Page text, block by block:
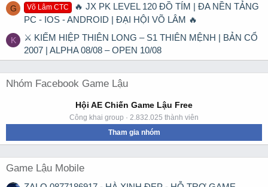
G Võ Lâm CTC
🔥 JX PK LEVEL 120 ĐỒ TÍM | ĐA NỀN TẢNG
PC - IOS - ANDROID | ĐẠI HỘI VÕ LÂM 🔥
K
⚔ KIẾM HIỆP THIÊN LONG – S1 THIÊN MỆNH | BẢN CỔ
2007 | ALPHA 08/08 – OPEN 10/08
Nhóm Facebook Game Lậu
Hội AE Chiến Game Lậu Free
Công khai group · 2.832.025 thành viên
Tham gia nhóm
Game Lậu Mobile